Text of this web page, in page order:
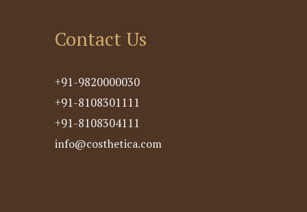
Contact Us
+91-9820000030
+91-8108301111
+91-8108304111
info@costhetica.com